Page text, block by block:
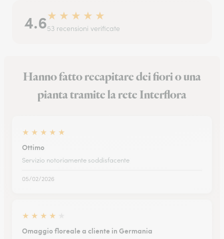
4.6★ ★ ★ ★ ★
53 recensioni verificate
Hanno fatto recapitare dei fiori o una
pianta tramite la rete Interflora
★ ★ ★ ★ ★
Ottimo
Servizio notoriamente soddisfacente
05/02/2026
★ ★ ★ ★
Omaggio floreale a cliente in Germania